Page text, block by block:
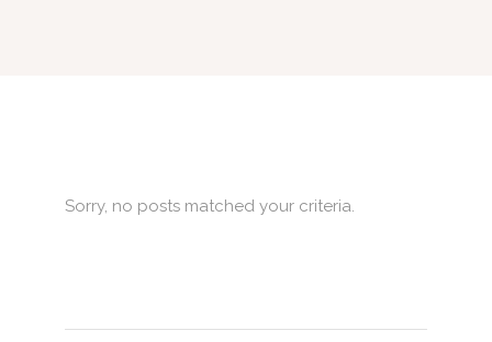
Sorry, no posts matched your criteria.